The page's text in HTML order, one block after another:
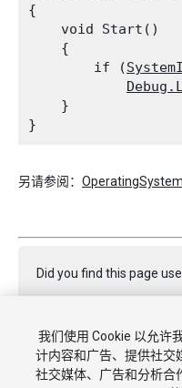
{
    void Start()
    {
        if (
    }
另请参阅：
Did you find this page
Report a problem on this
我们使用 Cookie 以允许
计内容和广告、提供社交
社交媒体、广告和分析合